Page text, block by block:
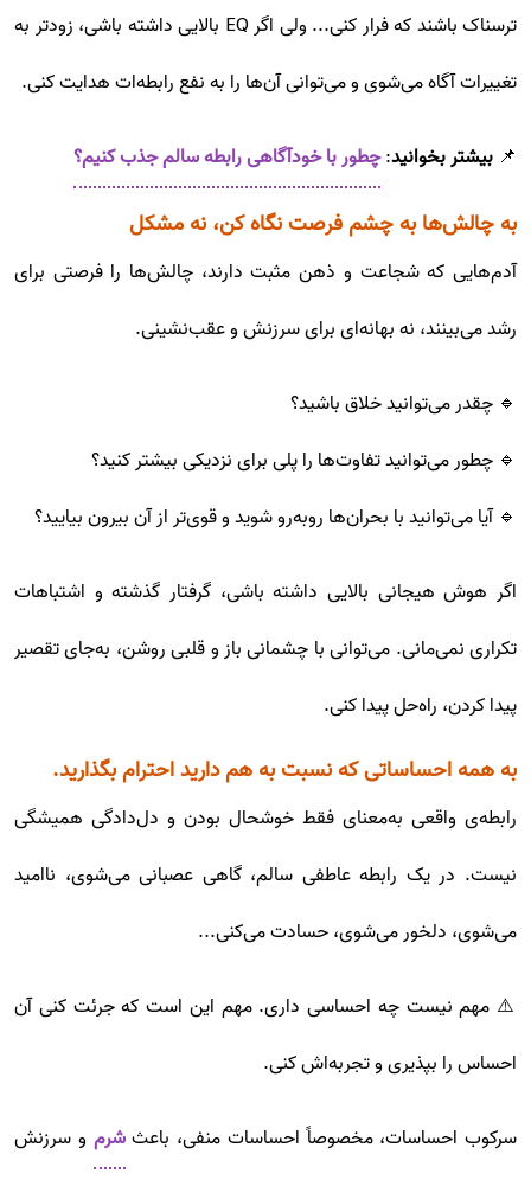
ترسناک باشند که فرار کنی... ولی اگر EQ بالایی داشته باشی، زودتر به
تغییرات آگاه می‌شوی و می‌توانی آن‌ها را به نفع رابطه‌ات هدایت کنی.
📌 بیشتر بخوانید:چطور با خودآگاهی رابطه‌ سالم جذب کنیم؟
به چالش‌ها به چشم فرصت نگاه کن، نه مشکل
آدم‌هایی که شجاعت و ذهن مثبت دارند، چالش‌ها را فرصتی برای
رشد می‌بینند، نه بهانه‌ای برای سرزنش و عقب‌نشینی.
🔹 چقدر می‌توانید خلاق باشید؟
🔹 چطور می‌توانید تفاوت‌ها را پلی برای نزدیکی بیشتر کنید؟
🔹 آیا می‌توانید با بحران‌ها روبه‌رو شوید و قوی‌تر از آن بیرون بیایید؟
اگر هوش هیجانی بالایی داشته باشی، گرفتار گذشته و اشتباهات
تکراری نمی‌مانی. می‌توانی با چشمانی باز و قلبی روشن، به‌جای تقصیر
پیدا کردن، راه‌حل پیدا کنی.
به همه احساساتی که نسبت به هم دارید احترام بگذارید.
رابطه‌ی واقعی به‌معنای فقط خوشحال بودن و دل‌دادگی همیشگی
نیست. در یک رابطه عاطفی سالم، گاهی عصبانی می‌شوی، ناامید
می‌شوی، دلخور می‌شوی، حسادت می‌کنی...
⚠️ مهم نیست چه احساسی داری. مهم این است که جرئت کنی آن
احساس را بپذیری و تجربه‌اش کنی.
سرکوب احساسات، مخصوصاً احساسات منفی، باعثشرم و سرزنش